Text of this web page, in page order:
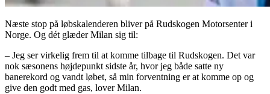
Næste stop på løbskalenderen bliver på Rudskogen Motorsenter i
Norge. Og dét glæder Milan sig til:
– Jeg ser virkelig frem til at komme tilbage til Rudskogen. Det var
nok sæsonens højdepunkt sidste år, hvor jeg både satte ny
banerekord og vandt løbet, så min forventning er at komme op og
give den godt med gas, lover Milan.